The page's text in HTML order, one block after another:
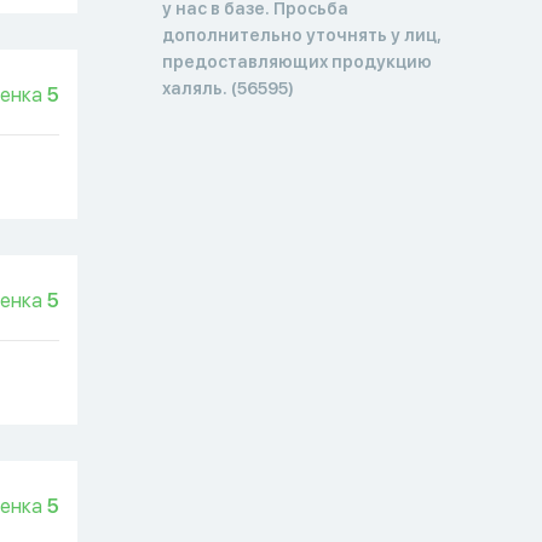
5
5
5
у нас в базе. Просьба
дополнительно уточнять у лиц,
предоставляющих продукцию
халяль. (56595)